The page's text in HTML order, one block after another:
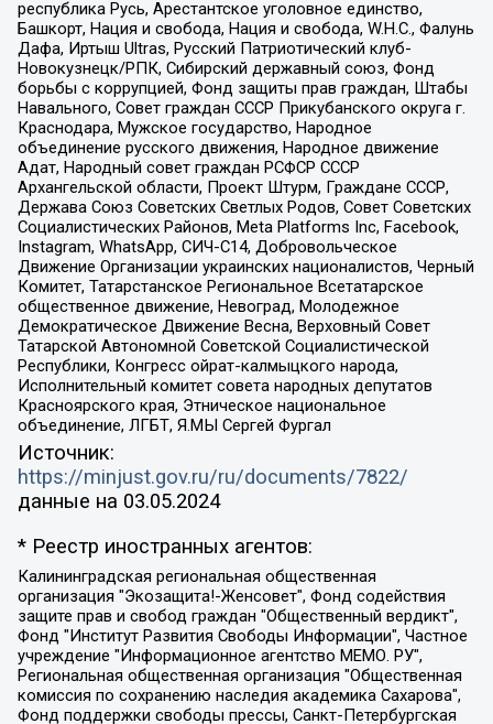
республика Русь, Арестантское уголовное единство,
Башкорт, Нация и свобода, Нация и свобода, W.H.С., Фалунь
Дафа, Иртыш Ultras, Русский Патриотический клуб-
Новокузнецк/РПК, Сибирский державный союз, Фонд
борьбы с коррупцией, Фонд защиты прав граждан, Штабы
Навального, Совет граждан СССР Прикубанского округа г.
Краснодара, Мужское государство, Народное
объединение русского движения, Народное движение
Адат, Народный совет граждан РСФСР СССР
Архангельской области, Проект Штурм, Граждане СССР,
Держава Союз Советских Светлых Родов, Совет Советских
Социалистических Районов, Meta Platforms Inc, Facebook,
Instagram, WhatsApp, СИЧ-С14, Добровольческое
Движение Организации украинских националистов, Черный
Комитет, Татарстанское Региональное Всетатарское
общественное движение, Невоград, Молодежное
Демократическое Движение Весна, Верховный Совет
Татарской Автономной Советской Социалистической
Республики, Конгресс ойрат-калмыцкого народа,
Исполнительный комитет совета народных депутатов
Красноярского края, Этническое национальное
объединение, ЛГБТ, Я.МЫ Сергей Фургал
Источник:
https://minjust.gov.ru/ru/documents/7822/
данные на 03.05.2024
* Реестр иностранных агентов:
Калининградская региональная общественная организация "Экозащита!-Женсовет", Фонд содействия защите прав и свобод граждан "Общественный вердикт", Фонд "Институт Развития Свободы Информации", Частное учреждение "Информационное агентство МЕМО. РУ", Региональная общественная организация "Общественная комиссия по сохранению наследия академика Сахарова", Фонд поддержки свободы прессы, Санкт-Петербургская общественная правозащитная организация "Гражданский контроль", Межрегиональная общественная организация "Информационно-просветительский центр "Мемориал", Региональный Фонд "Центр Защиты Прав Средств Массовой Информации", с 05.12.2023 Фонд "Центр Защиты Прав Средств массовой информации", Региональная общественная благотворительная организация помощи беженцам и мигрантам "Гражданское содействие", Негосударственное образовательное учреждение дополнительного профессионального образования (повышение квалификации) специалистов "АКАДЕМИЯ ПО ПРАВАМ ЧЕЛОВЕКА", Свердловская региональная общественная организация "Сутяжник", Автономная некоммерческая организация "Центр независимых социологических исследований", Союз общественных объединений "Российский исследовательский центр по правам человека", Региональное общественное учреждение научно-информационный центр "МЕМОРИАЛ", Некоммерческая организация "Фонд защиты гласности", Автономная некоммерческая организация "Институт прав человека", Городская общественная организация "Екатеринбургское общество "МЕМОРИАЛ", Городская общественная организация "Рязанское историко-просветительское и правозащитное общество "Мемориал" (Рязанский Мемориал), Челябинский региональный орган общественной самодеятельности – женское общественное объединение "Женщины Евразии", Челябинский региональный орган общественной самодеятельности "Уральская правозащитная группа", Фонд содействия защите здоровья и социальной справедливости имени Андрея Рылькова, Автономная Некоммерческая Организация "Аналитический Центр Юрия Левады", Автономная некоммерческая организация социальной поддержки населения "Проект Апрель", Региональная общественная организация помощи женщинам и детям, находящимся в кризисной ситуации "Информационно-методический центр "Анна", Фонд содействия развитию массовых коммуникаций и правовому просвещению "Так-так-Так", Фонд содействия устойчивому развитию "Серебряная тайга", Свердловский региональный общественный фонд социальных проектов "Новое время", "Idel.Реалии", Кавказ.Реалии, Крым.Реалии, Телеканал Настоящее Время, Татаро-башкирская служба Радио Свобода (Azatliq Radiosi), Радио Свободная Европа/Радио Свобода (PCE/PC), "Сибирь.Реалии", "Фактограф", Благотворительный фонд помощи осужденным и их семьям, Автономная некоммерческая организация "Институт глобализации и социальных движений", Фонд "В защиту прав заключенных", Частное учреждение "Центр поддержки и содействия развитию средств массовой информации", Пензенский региональный общественный благотворительный фонд "Гражданский союз", "Север.Реалии", Некоммерческая организация Фонд "Правовая инициатива", Общество с ограниченной ответственностью "Радио Свободная Европа/Радио Свобода", Чешское информационное агентство "MEDIUM-ORIENT", Красноярская региональная общественная организация "Мы против СПИДа", Камалягин Денис Николаевич, Маркелов Сергей Евгеньевич, Пономарев Лев Александрович, Савицкая Людмила Алексеевна, Автономная некоммерческая организация "Центр по работе с проблемой насилия "НАСИЛИЮ.НЕТ", Межрегиональный профессиональный союз работников здравоохранения "Альянс врачей", Юридическое лицо, зарегистрированное в Латвийской Республике, SIA "Medusa Project" (регистрационный номер 40103797863, дата регистрации 10.06.2014), Некоммерческая организация "Фонд по борьбе с коррупцией", Автономная некоммерческая организация "Институт права и публичной политики", Баданин Роман Сергеевич, Гликин Максим Александрович, Железнова Мария Михайловна, Лукьянова Юлия Сергеевна, Маетная Елизавета Витальевна, Маняхин Петр Борисович, Чуракова Ольга Владимировна, Ярош Юлия Петровна, Юридическое лицо "The Insider SIA", зарегистрированное в Риге, Латвийская Республика (дата регистрации 26.06.2015), являющееся администратором доменного имени интернет-издания "The Insider SIA", https://theins.ru, Постернак Алексей Евгеньевич, Рубин Михаил Аркадьевич, Анин Роман Александрович, Юридическое лицо Istories fonds, зарегистрированное в Латвийской Республике (регистрационный номер 50008295751, дата регистрации 24.02.2020), Великовский Дмитрий Александрович, Долинина Ирина Николаевна, Мароховская Алеся Алексеевна, Шлейнов Роман Юрьевич, Шмагун Олеся Валентиновна, Общество с ограниченной ответственностью "Альтаир 2021", Общество с ограниченной ответственностью "Вега 2021", Общество с ограниченной ответственностью "Главный редактор 2021", Общество с ограниченной ответственностью "Ромашки монолит", Важенков Артем Валерьевич, Ивановская областная общественная организация "Центр гендерных исследований", Гурман Юрий Альбертович, Медиапроект "ОВД-Инфо", Егоров Владимир Владимирович, Жилинский Владимир Александрович, Общество с ограниченной ответственностью "ЗП", Иванова София Юрьевна, Карезина Инна Павловна, Кильтау Екатерина Викторовна, Петров Алексей Викторович, Пискунов Сергей Евгеньевич, Смирнов Сергей Сергеевич, Тихонов Михаил Сергеевич, Общество с ограниченной ответственностью "ЖУРНАЛИСТ-ИНОСТРАННЫЙ АГЕНТ", Арапова Галина Юрьевна, Вольтская Татьяна Анатольевна, Американская компания "Mason G.E.S. Anonymous Foundation" (США), являющаяся владельцем интернет-издания https://mnews.world/, Компания "Stichting Bellingcat", зарегистрированная в Нидерландах (дата регистрации 11.07.2018), Захаров Андрей Вячеславович, Клепиковская Екатерина Дмитриевна, Общество с ограниченной ответственностью "МЕМО", Перл Роман Александрович, Симонов Евгений Алексеевич, Соловьева Елена Анатольевна, Сотников Даниил Владимирович, Сурначева Елизавета Дмитриевна, Автономная некоммерческая организация по защите прав человека и информированию населения "Якутия – Наше Мнение", Общество с ограниченной ответственностью "Москоу диджитал медиа", с 26.01.2023 Общество с ограниченной ответственностью "Чайка Белые сады", Ветошкина Валерия Валерьевна, Заговора Максим Александрович, Межрегиональное общественное движение "Российская ЛГБТ - сеть", Оленичев Максим Владимирович, Павлов Иван Юрьевич, Скворцова Елена Сергеевна, Общество с ограниченной ответственностью "Как бы инагент", Кочетков Игорь Викторович, Общество с ограниченной ответственностью "Честные выборы", Еланчик Олег Александрович, Общество с ограниченной ответственностью "Нобелевский призыв", Гималова Регина Эмилевна, Григорьев Андрей Валерьевич, Григорьева Алина Александровна, Ассоциация по содействию защите прав призывников, альтернативнослужащих и военнослужащих "Правозащитная группа "Гражданин.Армия.Право", Хисамова Регина Фаритовна, Автономная некоммерческая организация по реализации социально-правовых программ "Лилит", Дальневосточное общественное движение "Маяк", Санкт-Петербургская ЛГБТ-инициативная группа "Выход", Инициативная группа ЛГБТ+ "Реверс", Алексеев Андрей Викторович, Бекбулатова Таисия Львовна, Беляев Иван Михайлович, Владыкина Елена Сергеевна, Гельман Марат Александрович, Никульшина Вероника Юрьевна, Толоконникова Надежда Андреевна, Шендерович Виктор Анатольевич, Общество с ограниченной ответственностью "Данное сообщение", Общество с ограниченной ответственностью Издательский дом "Новая глава", Айнбиндер Александра Александровна, Московский комьюнити-центр для ЛГБТ+инициатив, Благотворительный фонд развития филантропии, Deutsche Welle (Германия, Kurt-Schumacher-Strasse 3, 53113 Bonn), Борзунова Мария Михайловна, Воробьев Виктор Викторович, Голубева Анна Львовна, Константинова Алла Михайловна, Малкова Ирина Владимировна, Мурадов Мурад Абдулгалимович, Осетинская Елизавета Николаевна, Понасенков Евгений Николаевич, Ганапольский Матвей Юрьевич, Киселев Евгений Алексеевич, Борухович Ирина Григорьевна, Дремин Иван Тимофеевич, Дубровский Дмитрий Викторович, Красноярская региональная общественная организация поддержки и развития альтернативных образовательных технологий и межкультурных коммуникаций "ИНТЕРРА", Маяковская Екатерина Алексеевна, Фейгин Марк Захарович, Филимонов Андрей Викторович, Дзугкоева Регина Николаевна, Доброхотов Роман Александрович, Дудь Юрий Александрович, Елкин Сергей Владимирович, Кругликов Кирилл Игоревич, Сабунаева Мария Леонидовна, Семенов Алексей Владимирович, Шаинян Карен Багратович, Шульман Екатерина Михайловна, Асафьев Артур Валерьевич, Вахштайн Виктор Семенович, Венедиктов Алексей Алексеевич, Лушникова Екатерина Евгеньевна, Волков Леонид Михайлович, Невзоров Александр Глебович, Пархоменко Сергей Борисович, Сироткин Ярослав Николаевич, Кара-Мурза Владимир Владимирович, Баранова Наталья Владимировна, Гозман Леонид Яковлевич, Кагарлицкий Борис Юльевич, Климарев Михаил Валерьевич, Милов Владимир Станиславович, Автономная некоммерческая организация Краснодарский центр современного искусства "Типография", Моргенштерн Алишер Тагирович, Соболь Любовь Эдуардовна, Общество с ограниченной ответственностью "ЛИЗА НОРМ", Каспаров Гарри Кимович, Ходорковский Михаил Борисович, Общество с ограниченной ответственностью "Апрельские тезисы", Данилович Ирина Брониславовна, Кашин Олег Владимирович, Петров Николай Владимирович, Пивоваров Алексей Владимирович, Соколов Михаил Владимирович, Цветкова Юлия Владимировна, Чичваркин Евгений Александрович, Комитет против пыток/Команда против пыток, Общество с ограниченной ответственностью "Первый научный", Общество с ограниченной ответственностью "Вертолет и ко", Белоцерковская Вероника Борисовна, Кац Максим Евгеньевич, Лазарева Татьяна Юрьевна, Шаведдинов Руслан Табризович, Яшин Илья Валерьевич, Общество с ограниченной ответственностью "Иноагент ААВ", Алешковский Дмитрий Петрович, Альбац Евгения Марковна, Быков Дмитрий Львович, Галямина Юлия Евгеньевна, Лойко Сергей Леонидович, Мартынов Кирилл Константинович, Медведев Сергей Александрович, Крашенинников Федор Геннадиевич, Гордеева Катерина Вл